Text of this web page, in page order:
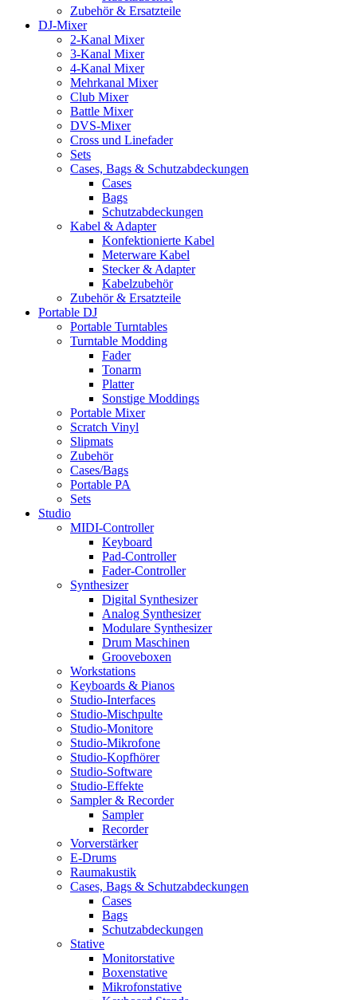
Zubehör & Ersatzteile
DJ-Mixer
2-Kanal Mixer
3-Kanal Mixer
4-Kanal Mixer
Mehrkanal Mixer
Club Mixer
Battle Mixer
DVS-Mixer
Cross und Linefader
Sets
Cases, Bags & Schutzabdeckungen
Cases
Bags
Schutzabdeckungen
Kabel & Adapter
Konfektionierte Kabel
Meterware Kabel
Stecker & Adapter
Kabelzubehör
Zubehör & Ersatzteile
Portable DJ
Portable Turntables
Turntable Modding
Fader
Tonarm
Platter
Sonstige Moddings
Portable Mixer
Scratch Vinyl
Slipmats
Zubehör
Cases/Bags
Portable PA
Sets
Studio
MIDI-Controller
Keyboard
Pad-Controller
Fader-Controller
Synthesizer
Digital Synthesizer
Analog Synthesizer
Modulare Synthesizer
Drum Maschinen
Grooveboxen
Workstations
Keyboards & Pianos
Studio-Interfaces
Studio-Mischpulte
Studio-Monitore
Studio-Mikrofone
Studio-Kopfhörer
Studio-Software
Studio-Effekte
Sampler & Recorder
Sampler
Recorder
Vorverstärker
E-Drums
Raumakustik
Cases, Bags & Schutzabdeckungen
Cases
Bags
Schutzabdeckungen
Stative
Monitorstative
Boxenstative
Mikrofonstative